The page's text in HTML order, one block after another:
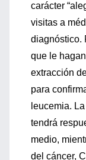
carácter
visitas a
diagnóstico.
que le
extracción
para
leucemia.
tendrá
medio,
del cáncer,